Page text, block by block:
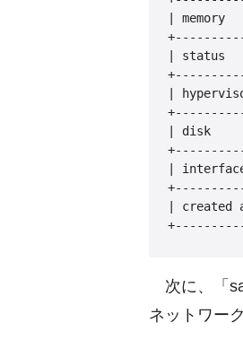
|
|
|
| disk
|
| created
次に、「
ネットワー